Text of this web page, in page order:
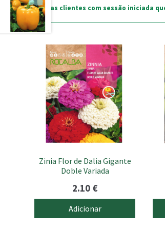
Apenas clientes com sessão iniciada
Zinia Flor de Dalia Gigante
Doble Variada
2.10 €
Adicionar